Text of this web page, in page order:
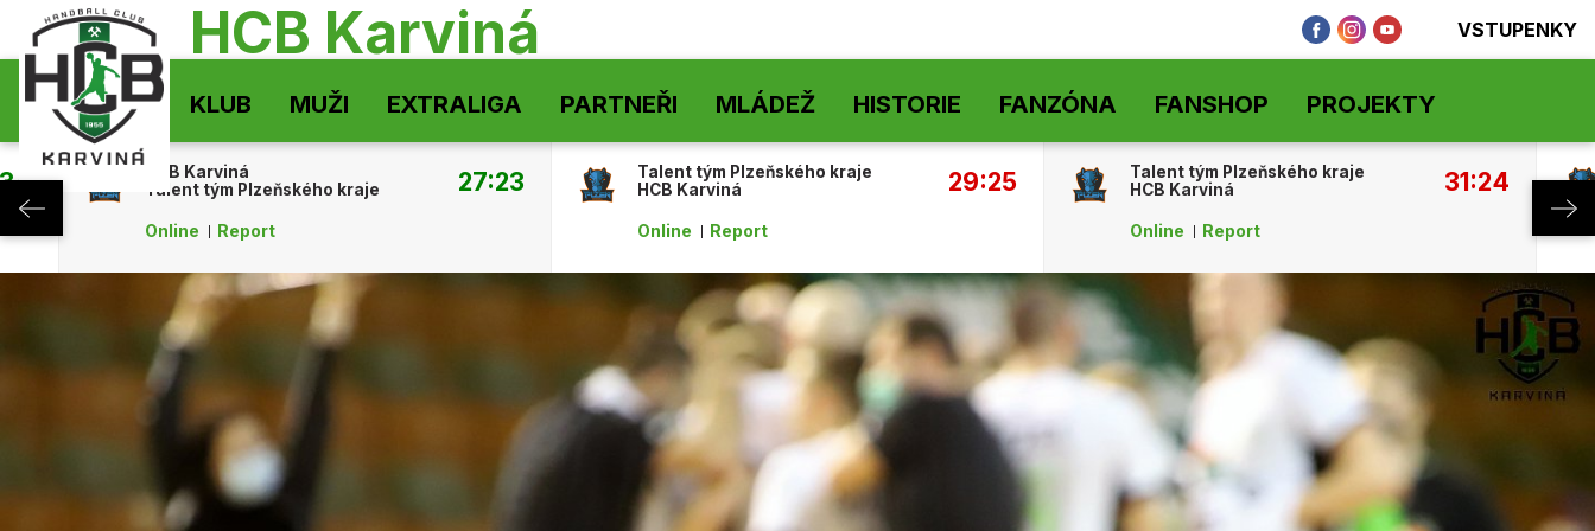
HCB Karviná VSTUPENKY
KLUB MUŽI EXTRALIGA PARTNEŘI MLÁDEŽ HISTORIE FANZÓNA FANSHOP PROJEKTY
HCB Karviná
Talent tým Plzeňského kraje
27:23
Online Report
Talent tým Plzeňského kraje
HCB Karviná
29:25
Online Report
Talent tým Plzeňského kraje
HCB Karviná
31:24
Online Report